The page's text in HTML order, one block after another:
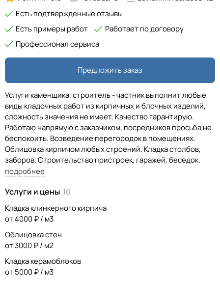
Есть подтвержденные отзывы
Есть примеры работ
Работает по договору
Профессионал сервиса
Предложить заказ
Услуги каменщика, строитель - частник выполнит любые
виды кладочных работ из кирпичных и блочных изделий,
сложность значения не имеет. Качество гарантирую.
Работаю напрямую с заказчиком, посредников просьба не
беспокоить. Возведение перегородок в помещениях.
Облицовка кирпичом любых строений. Кладка столбов,
заборов. Строительство пристроек, гаражей, беседок.
Дымоходы, вентиляция.
подробнее
Услуги и цены 10
Кладка клинкерного кирпича
от 4000 ₽ / м3
Облицовка стен
от 3000 ₽ / м2
Кладка керамоблоков
от 5000 ₽ / м3